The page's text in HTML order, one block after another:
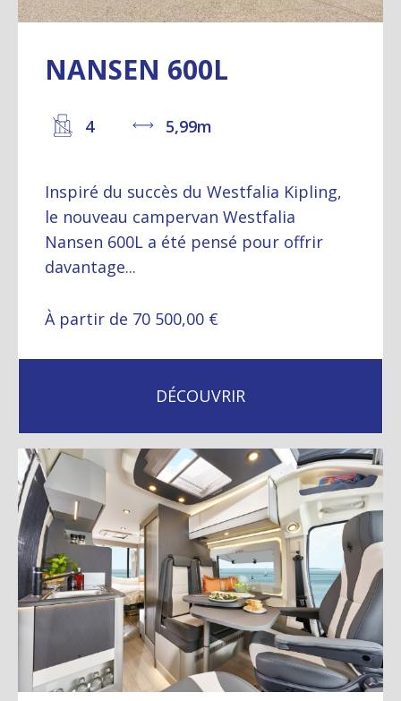
NANSEN 600L
4 5,99m
Inspiré du succès du Westfalia Kipling,
le nouveau campervan Westfalia
Nansen 600L a été pensé pour offrir
davantage...
À partir de 70 500,00 €
DÉCOUVRIR